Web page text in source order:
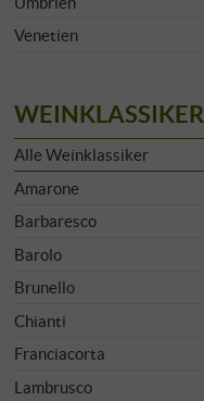
Venetien
WEINKLASSIKER
Alle Weinklassiker
Amarone
Barbaresco
Barolo
Brunello
Chianti
Franciacorta
Lambrusco